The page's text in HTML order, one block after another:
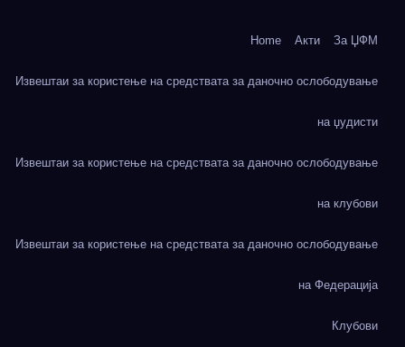
Home Акти За ЏФМ
Извештаи за користење на средствата за даночно ослободување
на џудисти
Извештаи за користење на средствата за даночно ослободување
на клубови
Извештаи за користење на средствата за даночно ослободување
на Федерација
Клубови